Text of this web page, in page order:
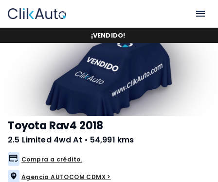
¡VENDIDO!
Toyota Rav4 2018
2.5 Limited 4wd At • 54,991 kms
Compra a crédito.
Agencia AUTOCOM CDMX >